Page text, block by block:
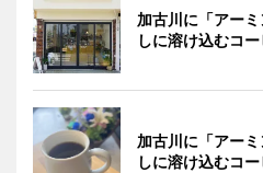
加古川に「アー
しに溶け込むコ
加古川に「アー
しに溶け込むコ